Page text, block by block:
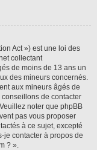
Act ») est une loi des
collectant
de moins de 13 ans un
des mineurs concernés.
aux mineurs âgés de
de contacter
noter que phpBB
pas vous proposer
à ce sujet, excepté
je contacter à propos de
? ».